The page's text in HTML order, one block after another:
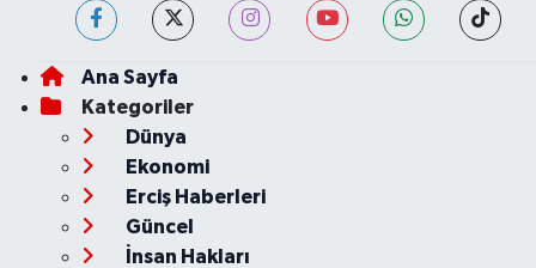
Ana Sayfa
Kategoriler
Dünya
Ekonomi
Erciş Haberleri
Güncel
İnsan Hakları